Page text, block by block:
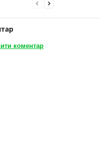
коментар